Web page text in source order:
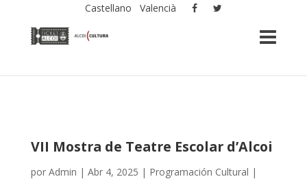
Castellano Valencià
VII Mostra de Teatre Escolar d’Alcoi
por Admin | Abr 4, 2025 | Programación Cultural |